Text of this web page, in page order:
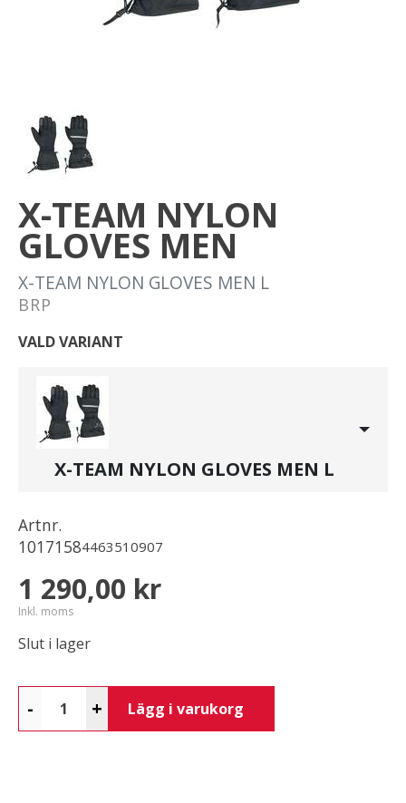
X-TEAM NYLON
GLOVES MEN
X-TEAM NYLON GLOVES MEN L
BRP
VALD VARIANT
X-TEAM NYLON GLOVES MEN L
Artnr.
10171584463510907
1 290,00 kr
Inkl. moms
Slut i lager
- + Lägg i varukorg